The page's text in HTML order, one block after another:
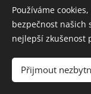
Používáme
bezpečnost našich
nejlepší zkušenost
Přijmout